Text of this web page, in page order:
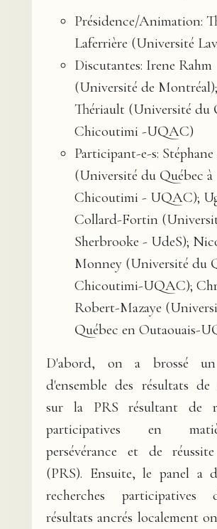
Présidence/Animation:
Laferrière (Université
Discutantes: Irene Rahm
(Université de Montréal);
Thériault (Université du
Chicoutimi -UQAC)
Participant-e-s:
(Université du Québec à
Chicoutimi - UQAC);
Collard-Fortin
Sherbrooke - UdeS);
Monney (Université du
Chicoutimi-UQAC);
Robert-Mazaye
Québec en Outaouais-
D'abord, on a brossé
d'ensemble des résultats de
sur la PRS résultant de
participatives en
persévérance et de
(PRS). Ensuite, le panel a
recherches
résultats ancrés localement